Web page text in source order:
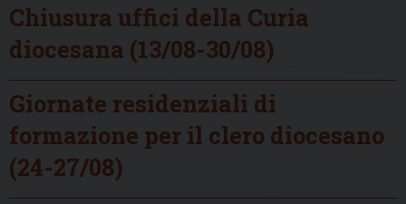
Chiusura uffici della Curia
diocesana (13/08-30/08)
Giornate residenziali di
formazione per il clero diocesano
(24-27/08)